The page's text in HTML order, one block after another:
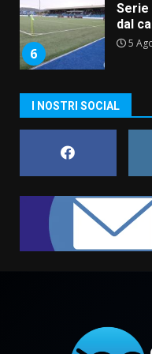
6
Serie
dal
5
1
da
6
6
I NOSTRI SOCIAL